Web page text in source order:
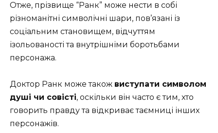
Отже, прізвище “Ранк” може нести в собі
різноманітні символічні шари, пов’язані із
соціальним становищем, відчуттям
ізольованості та внутрішніми боротьбами
персонажа.
Доктор Ранк може також виступати символом
душі чи совісті, оскільки він часто є тим, хто
говорить правду та відкриває таємниці інших
персонажів.